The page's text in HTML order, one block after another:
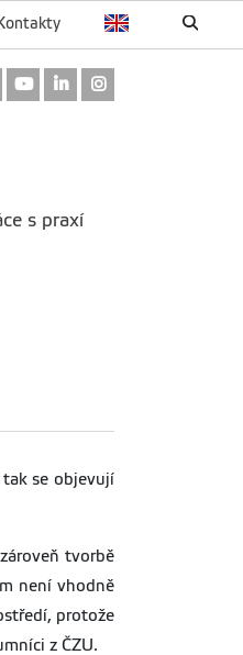
Kontakty
Odkaz na Facebook
Odkaz na Youtube
Odkaz na LinkedIn
s praxí
se objevují
tvorbě
není vhodně
protože
z ČZU.